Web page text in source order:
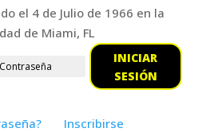
el 4 de Julio de 1966 en la
de Miami, FL
INICIAR
SESIÓN
Inscribirse